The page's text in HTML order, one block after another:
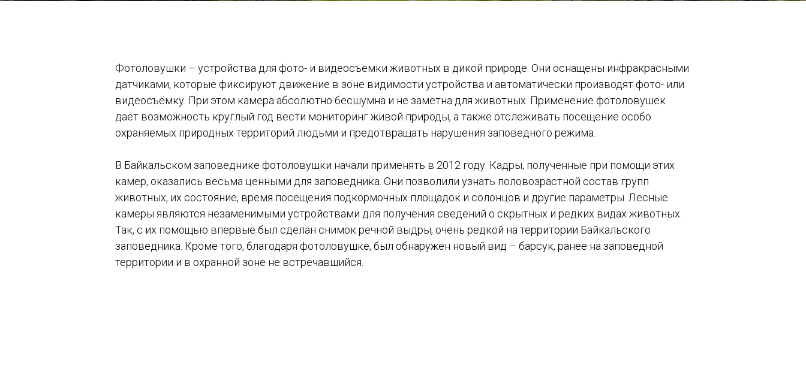
Фотоловушки – устройства для фото- и видеосъемки животных в дикой природе. Они оснащены инфракрасными
датчиками, которые фиксируют движение в зоне видимости устройства и автоматически производят фото- или
видеосъёмку. При этом камера абсолютно бесшумна и не заметна для животных. Применение фотоловушек
даёт возможность круглый год вести мониторинг живой природы, а также отслеживать посещение особо
охраняемых природных территорий людьми и предотвращать нарушения заповедного режима.
В Байкальском заповеднике фотоловушки начали применять в 2012 году. Кадры, полученные при помощи этих
камер, оказались весьма ценными для заповедника. Они позволили узнать половозрастной состав групп
животных, их состояние, время посещения подкормочных площадок и солонцов и другие параметры. Лесные
камеры являются незаменимыми устройствами для получения сведений о скрытных и редких видах животных.
Так, с их помощью впервые был сделан снимок речной выдры, очень редкой на территории Байкальского
заповедника. Кроме того, благодаря фотоловушке, был обнаружен новый вид – барсук, ранее на заповедной
территории и в охранной зоне не встречавшийся.